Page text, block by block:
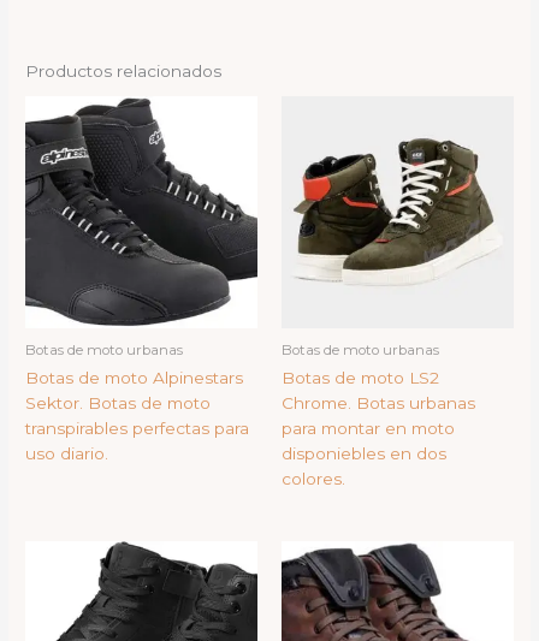
Productos relacionados
Botas de moto urbanas
Botas de moto Alpinestars
Sektor. Botas de moto
transpirables perfectas para
uso diario.
Botas de moto urbanas
Botas de moto LS2
Chrome. Botas urbanas
para montar en moto
disponiebles en dos
colores.